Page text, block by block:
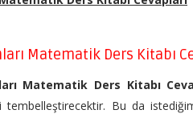
Matematik Ders Kitabı
Matematik Ders Kitabı
Bu da